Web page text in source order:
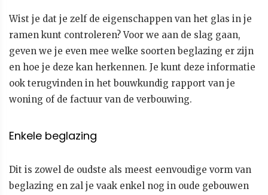
Wist je dat je zelf de eigenschappen van het glas in je
ramen kunt controleren? Voor we aan de slag gaan,
geven we je even mee welke soorten beglazing er zijn
en hoe je deze kan herkennen. Je kunt deze informatie
ook terugvinden in het bouwkundig rapport van je
woning of de factuur van de verbouwing.
Enkele beglazing
Dit is zowel de oudste als meest eenvoudige vorm van
beglazing en zal je vaak enkel nog in oude gebouwen